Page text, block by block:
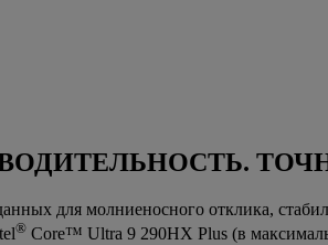
для молниеносного отклика,
® Core™ Ultra 9 290HX Plus (в